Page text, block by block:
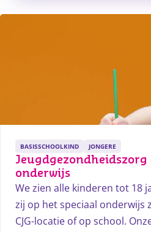
BASISSCHOOLKIND JONGERE
onderwijs
We zien alle kinderen tot 18
zij op het speciaal onderwijs
CJG-locatie of op school.